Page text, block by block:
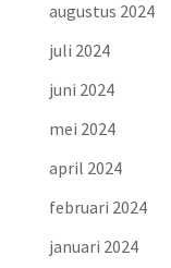
augustus 2024
juli 2024
juni 2024
mei 2024
april 2024
februari 2024
januari 2024